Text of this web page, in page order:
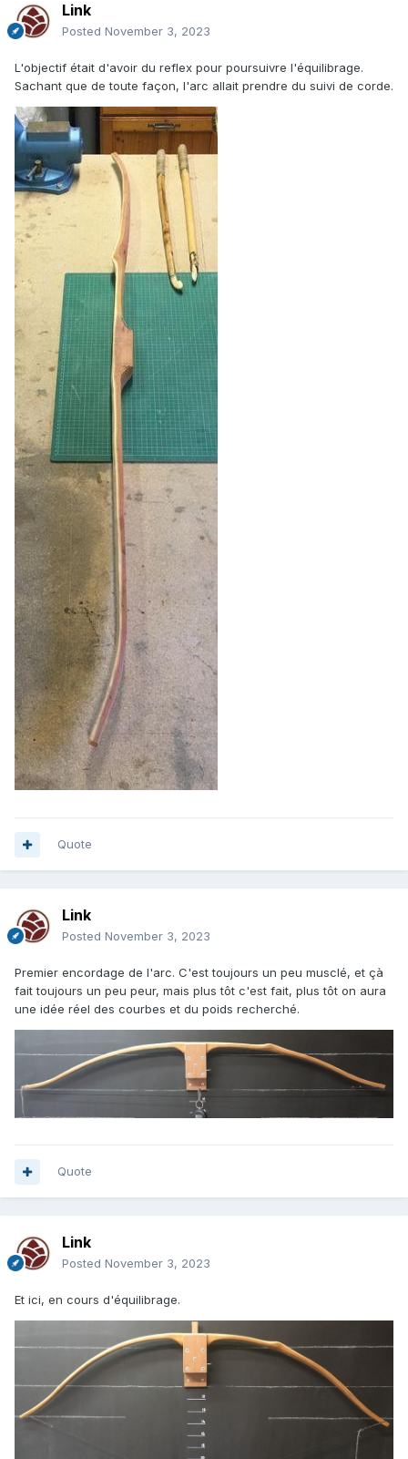
Link
Posted November 3, 2023
L'objectif était d'avoir du reflex pour poursuivre l'équilibrage.
Sachant que de toute façon, l'arc allait prendre du suivi de corde.
Quote
Link
Posted November 3, 2023
Premier encordage de l'arc. C'est toujours un peu musclé, et çà
fait toujours un peu peur, mais plus tôt c'est fait, plus tôt on aura
une idée réel des courbes et du poids recherché.
Quote
Link
Posted November 3, 2023
Et ici, en cours d'équilibrage.